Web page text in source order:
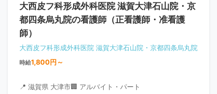
大西皮フ科形成外科医院 滋賀大津石山院・京
都四条烏丸院の看護師（正看護師・准看護
師）
大西皮フ科形成外科医院 滋賀大津石山院・京都四条烏丸院
時給1,800円～
📍 滋賀県 大津市🏢 アルバイト・パート